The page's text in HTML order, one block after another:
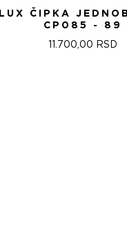
LUX ČIPKA
CP085 - 89
11.700,00 RSD